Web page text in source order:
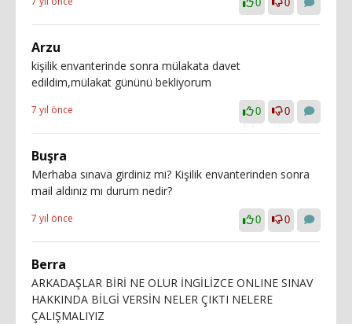
0 0
Arzu
kişilik envanterinde sonra mülakata davet
edildim,mülakat gününü bekliyorum
7 yıl önce 0 0
Buşra
Merhaba sınava girdiniz mi? Kişilik envanterinden sonra
mail aldınız mı durum nedir?
7 yıl önce 0 0
Berra
ARKADAŞLAR BİRİ NE OLUR İNGİLİZCE ONLINE SINAV
HAKKINDA BİLGİ VERSİN NELER ÇIKTI NELERE
ÇALIŞMALIYIZ